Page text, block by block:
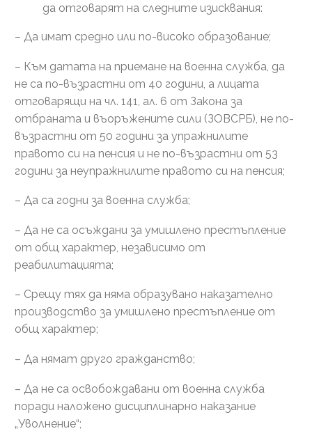
да отговарят на следните изисквания:
– Да имат средно или по-високо образование;
– Към датата на приемане на военна служба, да
не са по-възрастни от 40 години, а лицата
отговарящи на чл. 141, ал. 6 от Закона за
отбраната и въоръжените сили (ЗОВСРБ), не по-
възрастни от 50 години за упражнилите
правото си на пенсия и не по-възрастни от 53
години за неупражнилите правото си на пенсия;
– Да са годни за военна служба;
– Да не са осъждани за умишлено престъпление
от общ характер, независимо от
реабилитацията;
– Срещу тях да няма образувано наказателно
производство за умишлено престъпление от
общ характер;
– Да нямат друго гражданство;
– Да не са освобождавани от военна служба
поради наложено дисциплинарно наказание
„Уволнение“;